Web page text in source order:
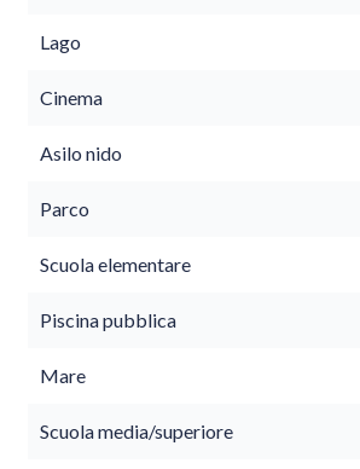
Lago
Cinema
Asilo nido
Parco
Scuola elementare
Piscina pubblica
Mare
Scuola media/superiore